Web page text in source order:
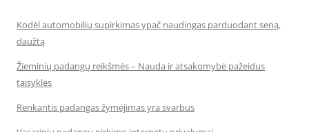
Kodėl automobilių supirkimas ypač naudingas parduodant seną,
daužtą
Žieminių padangų reikšmės – Nauda ir atsakomybė pažeidus
taisykles
Renkantis padangas žymėjimas yra svarbus